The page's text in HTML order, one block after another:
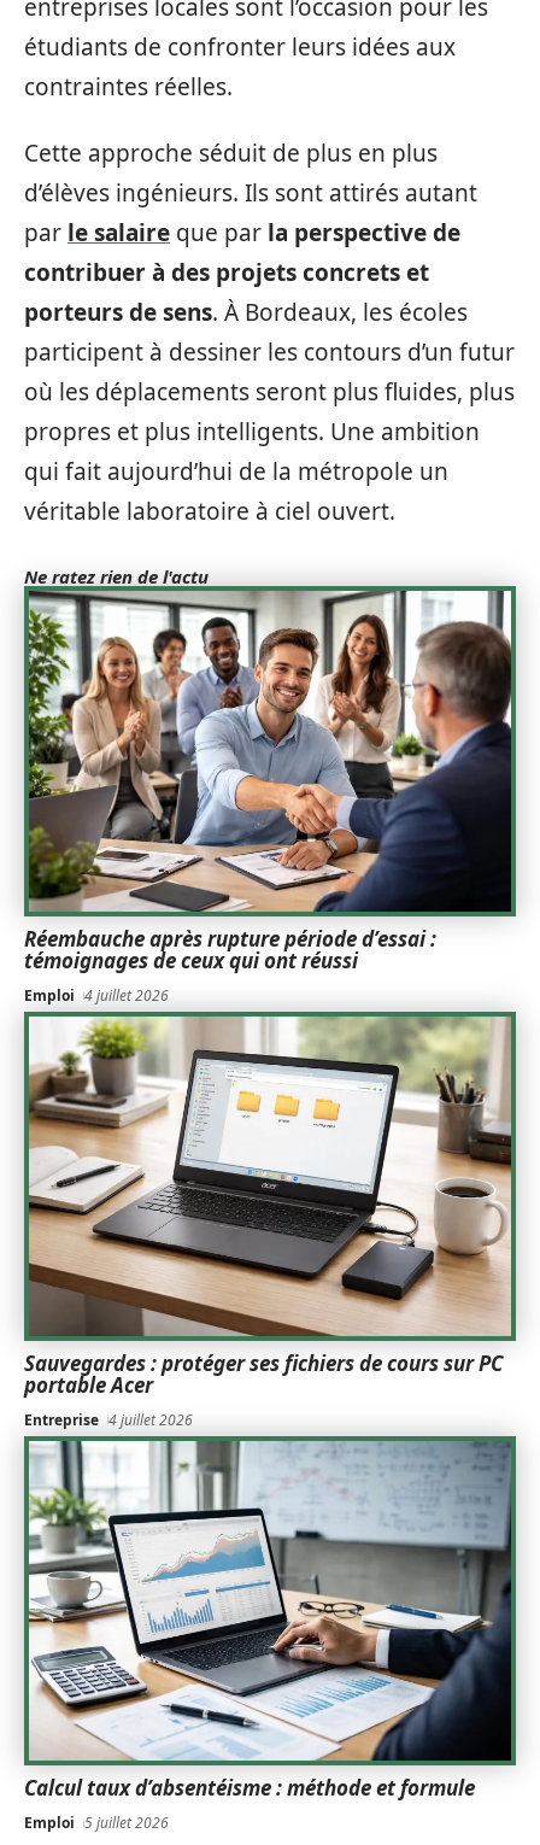
entreprises locales sont l’occasion pour les
étudiants de confronter leurs idées aux
contraintes réelles.
Cette approche séduit de plus en plus
d’élèves ingénieurs. Ils sont attirés autant
par le salaire que par la perspective de
contribuer à des projets concrets et
porteurs de sens. À Bordeaux, les écoles
participent à dessiner les contours d’un futur
où les déplacements seront plus fluides, plus
propres et plus intelligents. Une ambition
qui fait aujourd’hui de la métropole un
véritable laboratoire à ciel ouvert.
Ne ratez rien de l'actu
Réembauche après rupture période d’essai :
témoignages de ceux qui ont réussi
Emploi 4 juillet 2026
Sauvegardes : protéger ses fichiers de cours sur PC
portable Acer
Entreprise 4 juillet 2026
Calcul taux d’absentéisme : méthode et formule
Emploi 5 juillet 2026